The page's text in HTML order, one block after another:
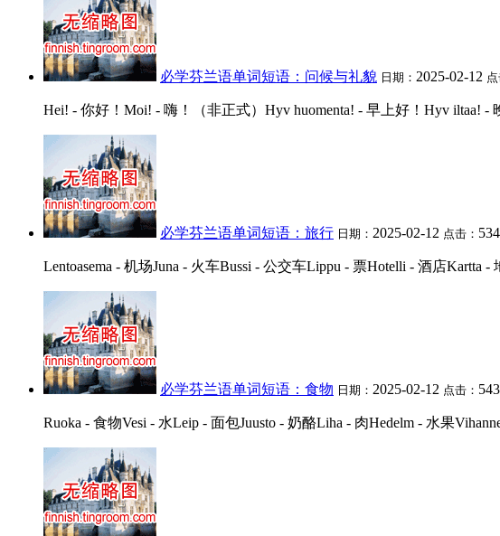
必学芬兰语单词短语：问候与礼貌 日期： 2025-02-12 点
Hei! - 你好！Moi! - 嗨！（非正式）Hyv huomenta! - 早上好！Hyv iltaa!
必学芬兰语单词短语：旅行 日期： 2025-02-12 点击： 534
Lentoasema - 机场Juna - 火车Bussi - 公交车Lippu - 票Hotelli - 酒店Kartta -
必学芬兰语单词短语：食物 日期： 2025-02-12 点击： 543
Ruoka - 食物Vesi - 水Leip - 面包Juusto - 奶酪Liha - 肉Hedelm - 水果